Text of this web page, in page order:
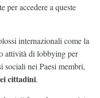
per accedere a queste
internazionali come la
attività di lobbying per
sociali nei Paesi membri,
cittadini.